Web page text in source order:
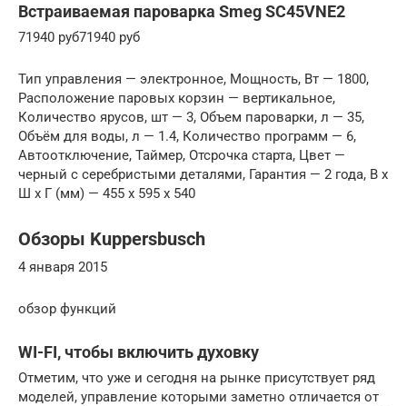
Встраиваемая пароварка Smeg SC45VNE2
71940 руб71940 руб
Тип управления — электронное, Мощность, Вт — 1800,
Расположение паровых корзин — вертикальное,
Количество ярусов, шт — 3, Объем пароварки, л — 35,
Объём для воды, л — 1.4, Количество программ — 6,
Автоотключение, Таймер, Отсрочка старта, Цвет —
черный с серебристыми деталями, Гарантия — 2 года, В x
Ш x Г (мм) — 455 x 595 x 540
Обзоры Kuppersbusch
4 января 2015
обзор функций
WI-FI, чтобы включить духовку
Отметим, что уже и сегодня на рынке присутствует ряд
моделей, управление которыми заметно отличается от